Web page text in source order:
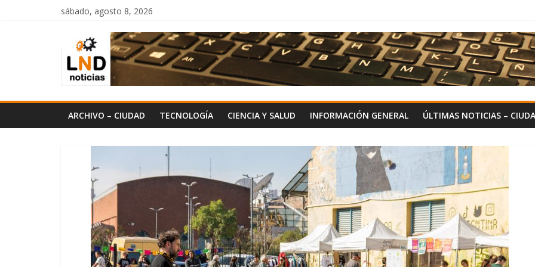
sábado, agosto 8, 2026
LND
Noticias
ARCHIVO – CIUDAD TECNOLOGÍA CIENCIA Y SALUD INFORMACIÓN GENERAL ÚLTIMAS NOTICIAS –